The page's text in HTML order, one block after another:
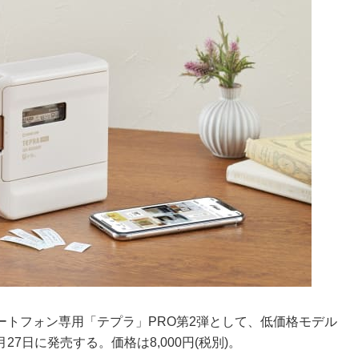
トフォン専用「テプラ」PRO第2弾として、低価格モデル
27日に発売する。価格は8,000円(税別)。